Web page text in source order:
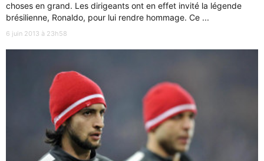
choses en grand. Les dirigeants ont en effet invité la légende
brésilienne, Ronaldo, pour lui rendre hommage. Ce ...
6 juin 2013 à 23h58